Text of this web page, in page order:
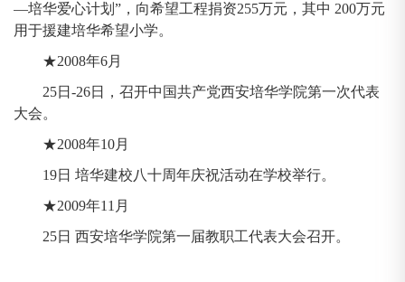
—培华爱心计划”，向希望工程捐资255万元，其中 200万元
用于援建培华希望小学。
★2008年6月
25日-26日，召开中国共产党西安培华学院第一次代表
大会。
★2008年10月
19日 培华建校八十周年庆祝活动在学校举行。
★2009年11月
25日 西安培华学院第一届教职工代表大会召开。